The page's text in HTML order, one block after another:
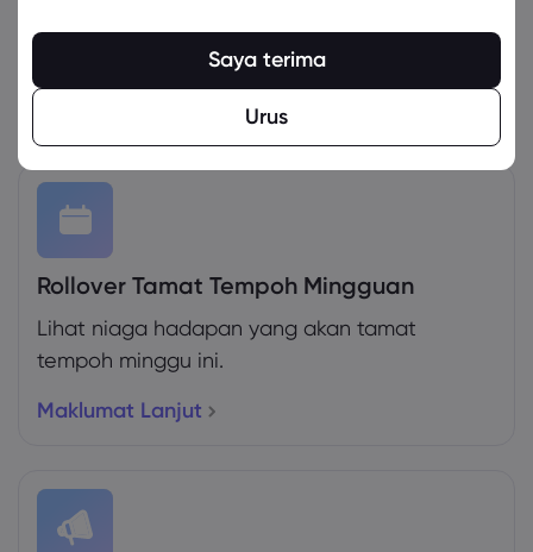
& 5 dengan paltform kami.
Lihat Syarat Berdagang
Rollover Tamat Tempoh Mingguan
Lihat niaga hadapan yang akan tamat
tempoh minggu ini.
Maklumat Lanjut
Saya terima
Urus